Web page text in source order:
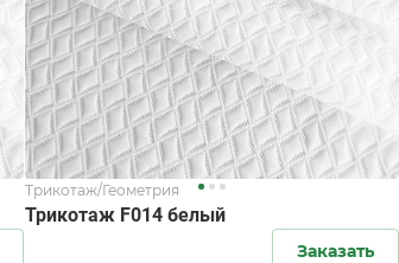
Трикотаж/Геометрия
Трикотаж F014 белый
Заказать